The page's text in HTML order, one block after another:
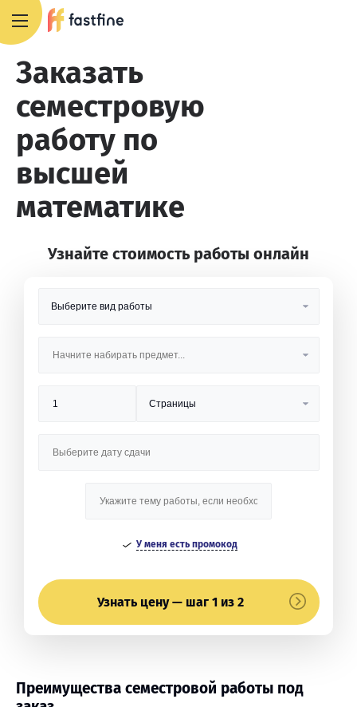
Заказать
семестровую
работу по
высшей
математике
Узнайте стоимость работы онлайн
У меня есть промокод
Узнать цену — шаг 1 из 2
Преимущества семестровой работы под